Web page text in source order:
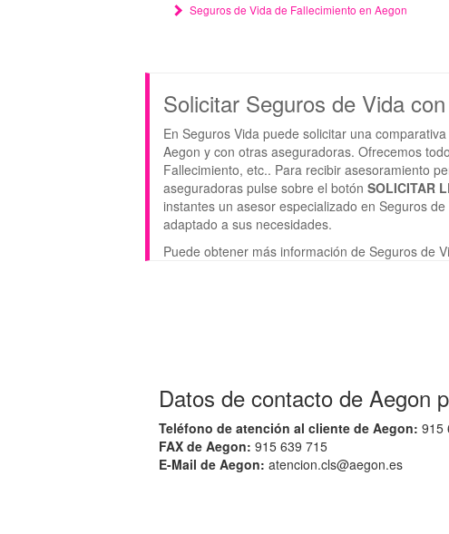
Seguros de Vida de Fallecimiento en Aegon
Solicitar Seguros de Vida
En Seguros Vida puede solicitar una
Aegon y con otras aseguradoras. Ofrecemos
Fallecimiento, etc.. Para recibir asesoramiento
aseguradoras pulse sobre el botón SOLICITAR
instantes un asesor especializado en Seguros
adaptado a sus necesidades.
Puede obtener más información de Seguros de
Datos de contacto de Aegon
Teléfono de atención al cliente de Aegon: 915
FAX de Aegon: 915 639 715
E-Mail de Aegon: atencion.cls@aegon.es